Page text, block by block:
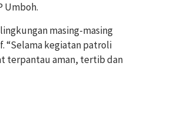
Umboh.
masing-masing
“Selama kegiatan patroli
terpantau aman, tertib dan